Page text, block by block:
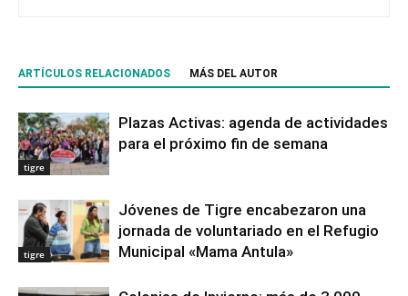
ARTÍCULOS RELACIONADOS MÁS DEL AUTOR
tigre
Plazas Activas: agenda de actividades
para el próximo fin de semana
tigre
Jóvenes de Tigre encabezaron una
jornada de voluntariado en el Refugio
Municipal «Mama Antula»